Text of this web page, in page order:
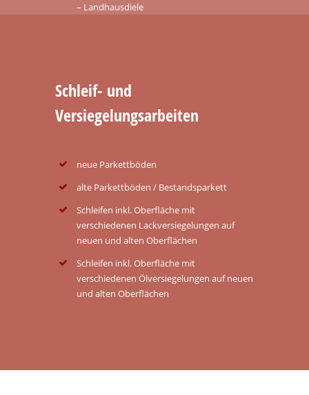
– Landhausdiele
Schleif- und
Versiegelungsarbeiten
neue Parkettböden
alte Parkettböden / Bestandsparkett
Schleifen inkl. Oberfläche mit
verschiedenen Lackversiegelungen auf
neuen und alten Oberflächen
Schleifen inkl. Oberfläche mit
verschiedenen Ölversiegelungen auf neuen
und alten Oberflächen